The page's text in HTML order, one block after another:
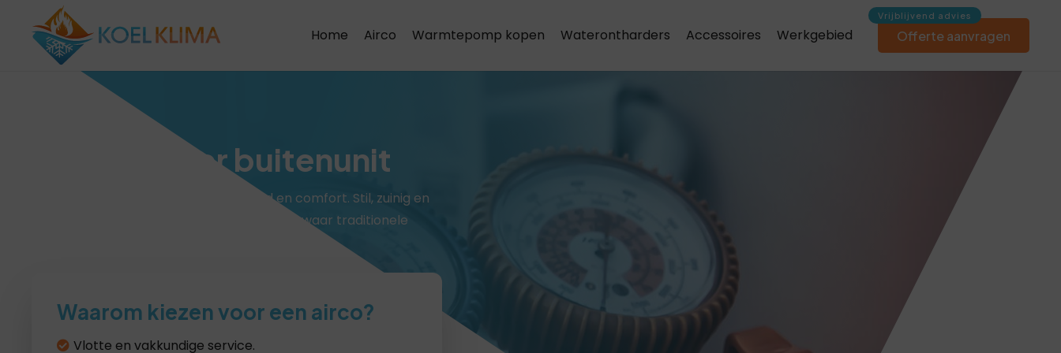
Home Airco Warmtepomp kopen Waterontharders Accessoires Werkgebied Offerte aanvragen
Airco zonder buitenunit
Airco zonder buitenunit geeft je vrijheid en comfort. Stil, zuinig en
betrouwbaar – perfect voor iedere woning waar traditionele
Waarom kiezen voor een airco?
Vlotte en vakkundige service.